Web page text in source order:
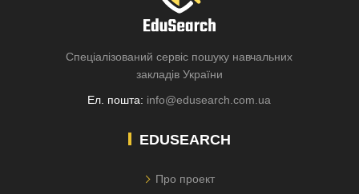
Спеціалізований сервіс пошуку навчальних
закладів України
Ел. пошта: info@edusearch.com.ua
EDUSEARCH
Про проект